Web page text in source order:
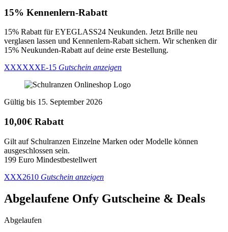
15% Kennenlern-Rabatt
15% Rabatt für EYEGLASS24 Neukunden. Jetzt Brille neu
verglasen lassen und Kennenlern-Rabatt sichern. Wir schenken dir
15% Neukunden-Rabatt auf deine erste Bestellung.
XXXXXXE-15 Gutschein anzeigen
Gültig bis 15. September 2026
10,00€ Rabatt
Gilt auf Schulranzen Einzelne Marken oder Modelle können
ausgeschlossen sein.
199 Euro Mindestbestellwert
XXX2610 Gutschein anzeigen
Abgelaufene Onfy Gutscheine & Deals
Abgelaufen